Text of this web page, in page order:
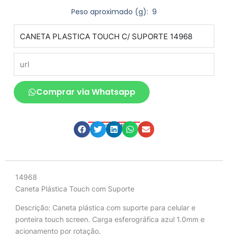
Peso aproximado (g): 9
Comprar via Whatsapp
Compartilhe
14968
Caneta Plástica Touch com Suporte
Descrição: Caneta plástica com suporte para celular e
ponteira touch screen. Carga esferográfica azul 1.0mm e
acionamento por rotação.